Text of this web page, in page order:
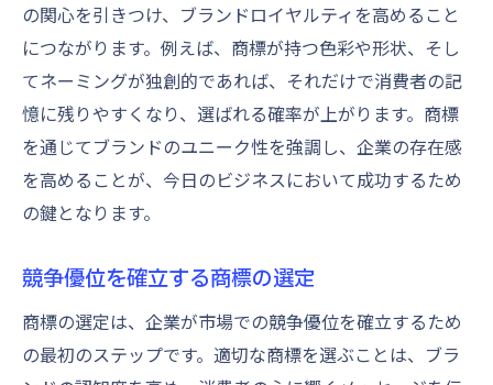
の関心を引きつけ、ブランドロイヤルティを高めること
につながります。例えば、商標が持つ色彩や形状、そし
てネーミングが独創的であれば、それだけで消費者の記
憶に残りやすくなり、選ばれる確率が上がります。商標
を通じてブランドのユニーク性を強調し、企業の存在感
を高めることが、今日のビジネスにおいて成功するため
の鍵となります。
競争優位を確立する商標の選定
商標の選定は、企業が市場での競争優位を確立するため
の最初のステップです。適切な商標を選ぶことは、ブラ